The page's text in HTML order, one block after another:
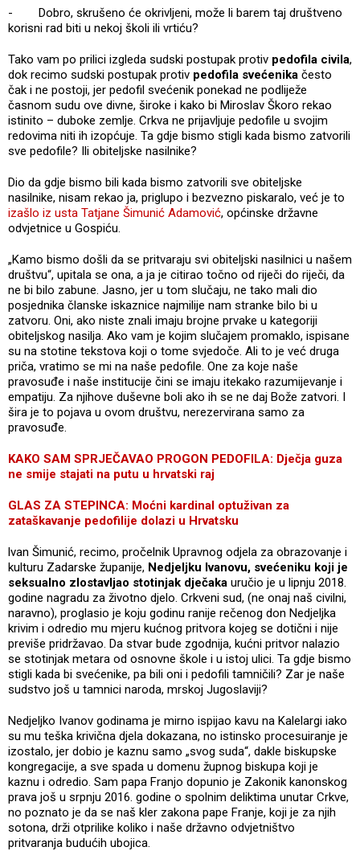
- Dobro, skrušeno će okrivljeni, može li barem taj društveno
korisni rad biti u nekoj školi ili vrtiću?
Tako vam po prilici izgleda sudski postupak protiv pedofila civila,
dok recimo sudski postupak protiv pedofila svećenika često
čak i ne postoji, jer pedofil svećenik ponekad ne podliježe
časnom sudu ove divne, široke i kako bi Miroslav Škoro rekao
istinito – duboke zemlje. Crkva ne prijavljuje pedofile u svojim
redovima niti ih izopćuje. Ta gdje bismo stigli kada bismo zatvorili
sve pedofile? Ili obiteljske nasilnike?
Dio da gdje bismo bili kada bismo zatvorili sve obiteljske
nasilnike, nisam rekao ja, priglupo i bezvezno piskaralo, već je to
izašlo iz usta Tatjane Šimunić Adamović, općinske državne
odvjetnice u Gospiću.
„Kamo bismo došli da se pritvaraju svi obiteljski nasilnici u našem
društvu“, upitala se ona, a ja je citirao točno od riječi do riječi, da
ne bi bilo zabune. Jasno, jer u tom slučaju, ne tako mali dio
posjednika članske iskaznice najmilije nam stranke bilo bi u
zatvoru. Oni, ako niste znali imaju brojne prvake u kategoriji
obiteljskog nasilja. Ako vam je kojim slučajem promaklo, ispisane
su na stotine tekstova koji o tome svjedoče. Ali to je već druga
priča, vratimo se mi na naše pedofile. One za koje naše
pravosuđe i naše institucije čini se imaju itekako razumijevanje i
empatiju. Za njihove duševne boli ako ih se ne daj Bože zatvori. I
šira je to pojava u ovom društvu, nerezervirana samo za
pravosuđe.
KAKO SAM SPRJEČAVAO PROGON PEDOFILA: Dječja guza
ne smije stajati na putu u hrvatski raj
GLAS ZA STEPINCA: Moćni kardinal optuživan za
zataškavanje pedofilije dolazi u Hrvatsku
lvan Šimunić, recimo, pročelnik Upravnog odjela za obrazovanje i
kulturu Zadarske županije, Nedjeljku Ivanovu, svećeniku koji je
seksualno zlostavljao stotinjak dječaka uručio je u lipnju 2018.
godine nagradu za životno djelo. Crkveni sud, (ne onaj naš civilni,
naravno), proglasio je koju godinu ranije rečenog don Nedjeljka
krivim i odredio mu mjeru kućnog pritvora kojeg se dotični i nije
previše pridržavao. Da stvar bude zgodnija, kućni pritvor nalazio
se stotinjak metara od osnovne škole i u istoj ulici. Ta gdje bismo
stigli kada bi svećenike, pa bili oni i pedofili tamničili? Zar je naše
sudstvo još u tamnici naroda, mrskoj Jugoslaviji?
Nedjeljko Ivanov godinama je mirno ispijao kavu na Kalelargi iako
su mu teška krivična djela dokazana, no istinsko procesuiranje je
izostalo, jer dobio je kaznu samo „svog suda“, dakle biskupske
kongregacije, a sve spada u domenu župnog biskupa koji je
kaznu i odredio. Sam papa Franjo dopunio je Zakonik kanonskog
prava još u srpnju 2016. godine o spolnim deliktima unutar Crkve,
no poznato je da se naš kler zakona pape Franje, koji je za njih
sotona, drži otprilike koliko i naše državno odvjetništvo
pritvaranja budućih ubojica.